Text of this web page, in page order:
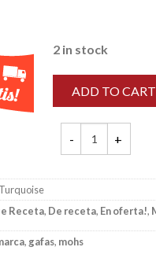
2 in stock
ADD TO CART
Receta, De receta, En oferta!,
, gafas, mohs